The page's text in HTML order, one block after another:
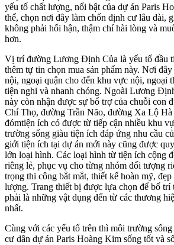
yếu tố chất lượng, nổi bật của dự án Paris
thể, chọn nơi đây làm chốn định cư lâu dài,
không phải hối hận, thậm chí hài lòng và
hơn.
Vị trí đường Lương Định Của là yếu tố đầu
thêm tự tin chọn mua sản phẩm này. Nơi
nội, ngoại quận cho đến khu vực nội, ngoại
tiện nghi và nhanh chóng. Ngoài Lương
này còn nhận được sự bổ trợ của chuỗi con
Chí Thọ, đường Trần Não, đường Xa Lộ
đómtiện ích có được từ tiếp cận nhiều khu
trường sống giàu tiện ích đáp ứng nhu cầu
giới tiện ích tại dự án mới này cũng được
lớn loại hình. Các loại hình từ tiện ích cộng
riêng lẻ, phục vụ cho từng nhóm đối tượng
trọng thi công bắt mắt, thiết kế hoàn mỹ, đẹp
lượng. Trang thiết bị được lựa chọn để bố trí
phải là những vật dụng đến từ các thương
nhất.
Cùng với các yếu tố trên thì môi trường
cư dân dự án Paris Hoàng Kim sống tốt và